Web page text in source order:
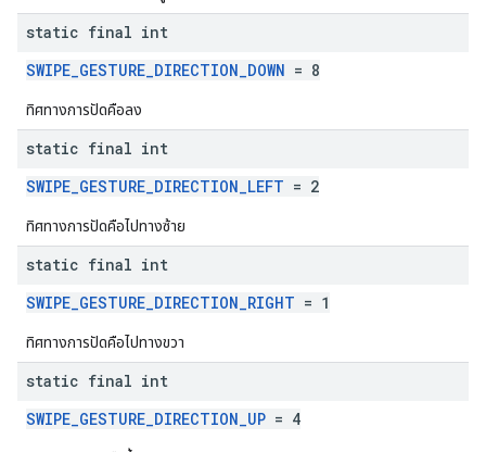
static final int
SWIPE_GESTURE_DIRECTION_DOWN = 8
ทิศทางการปัดคือลง
static final int
SWIPE_GESTURE_DIRECTION_LEFT = 2
ทิศทางการปัดคือไปทางซ้าย
static final int
SWIPE_GESTURE_DIRECTION_RIGHT = 1
ทิศทางการปัดคือไปทางขวา
static final int
SWIPE_GESTURE_DIRECTION_UP = 4